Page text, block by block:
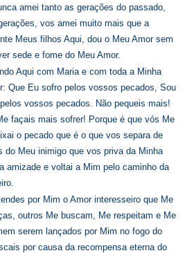
amei tanto as gerações do passado,
vos amei muito mais que a
Meus filhos Aqui, dou o Meu Amor sem
sede e fome do Meu Amor.
Aqui com Maria e com toda a Minha
Que Eu sofro pelos vossos pecados, Sou
vossos pecados. Não pequeis mais!
façais mais sofrer! Porque é que vós Me
o pecado que é o que vos separa de
do Meu inimigo que vos priva da Minha
amizade e voltai a Mim pelo caminho da
por Mim o Amor interesseiro que Me
outros Me buscam, Me respeitam e Me
serem lançados por Mim no fogo do
por causa da recompensa eterna do